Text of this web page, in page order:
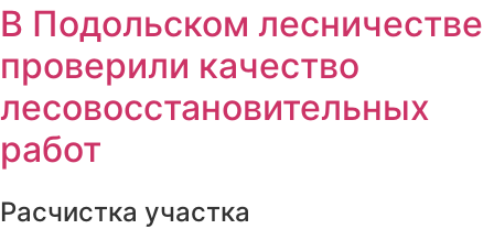
В Подольском лесничестве
проверили качество
лесовосстановительных
работ
Расчистка участка